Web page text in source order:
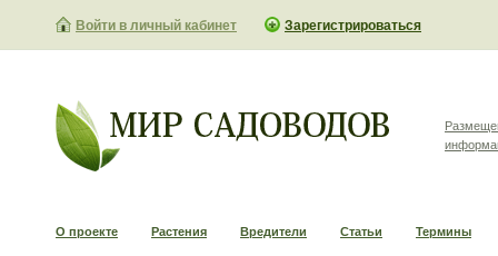
Войти в личный кабинет Зарегистрироваться
О проекте Растения Вредители Статьи Термины